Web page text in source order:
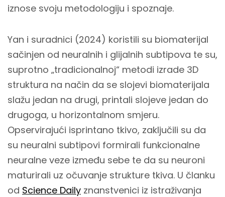
iznose svoju metodologiju i spoznaje.
Yan i suradnici (2024) koristili su biomaterijal
sačinjen od neuralnih i glijalnih subtipova te su,
suprotno „tradicionalnoj“ metodi izrade 3D
struktura na način da se slojevi biomaterijala
slažu jedan na drugi, printali slojeve jedan do
drugoga, u horizontalnom smjeru.
Opservirajući isprintano tkivo, zaključili su da
su neuralni subtipovi formirali funkcionalne
neuralne veze između sebe te da su neuroni
maturirali uz očuvanje strukture tkiva. U članku
od Science Daily znanstvenici iz istraživanja